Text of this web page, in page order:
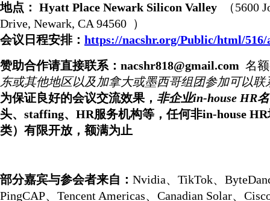
地点： Hyatt Place Newark Silicon Valley
（5600
Drive, Newark, CA 94560 ）
会议日程安排： https://nacshr.org/Public/html/516/
赞助合作请直接联系：nacshr818@gmail.com 名
东或其他地区以及加拿大或墨西哥组团参加可以联
为保证良好的会议交流效果， 非企业in-house HR
头、staffing、HR服务机构等，任何非in-house
类）有限开放，额满为止
部分嘉宾与参会者来自： Nvidia、TikTok、
PingCAP、Tencent Americas、Canadian Solar、